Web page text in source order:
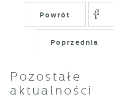
Powrót
Poprzednia
Pozostałe
aktualności